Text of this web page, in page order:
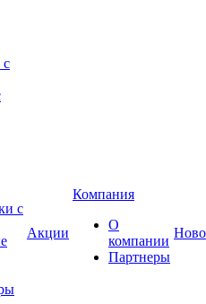
с
с
Акции
Компания
О
компании
Партнеры